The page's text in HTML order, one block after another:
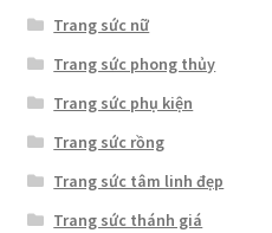
Trang sức nữ
Trang sức phong thủy
Trang sức phụ kiện
Trang sức rồng
Trang sức tâm linh đẹp
Trang sức thánh giá